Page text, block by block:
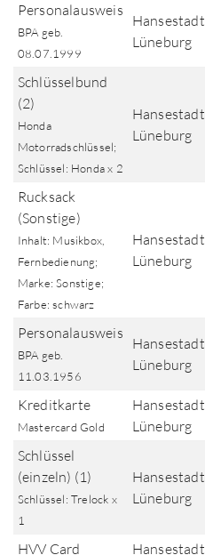
Personalausweis
BPA geb.
08.07.1999
Hansestadt
Lüneburg
Schlüsselbund
(2)
Honda
Motorradschlüssel;
Schlüssel: Honda x 2
Hansestadt
Lüneburg
Rucksack
(Sonstige)
Inhalt: Musikbox,
Fernbedienung;
Marke: Sonstige;
Farbe: schwarz
Hansestadt
Lüneburg
Personalausweis
BPA geb.
11.03.1956
Hansestadt
Lüneburg
Kreditkarte
Mastercard Gold
Hansestadt
Lüneburg
Schlüssel
(einzeln) (1)
Schlüssel: Trelock x
1
Hansestadt
Lüneburg
HVV Card
Hansestadt